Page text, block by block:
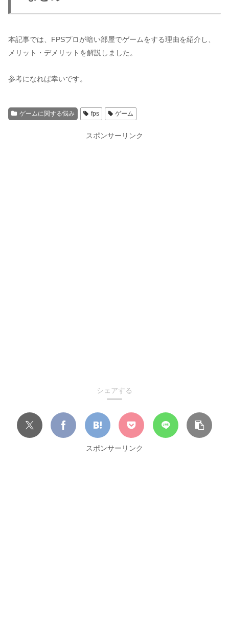
本記事では、FPSプロが暗い部屋でゲームをする理由を紹介し、
メリット・デメリットを解説しました。
参考になれば幸いです。
ゲームに関する悩み fps ゲーム
スポンサーリンク
シェアする
スポンサーリンク